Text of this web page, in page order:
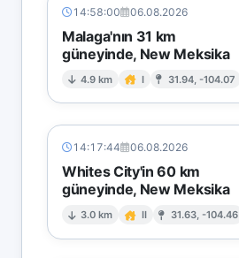
14:58:00 06.08.2026
Malaga'nın 31 km
güneyinde, New Meksika
4.9 km I 31.94, -104.07
14:17:44 06.08.2026
Whites City'in 60 km
güneyinde, New Meksika
3.0 km II 31.63, -104.46